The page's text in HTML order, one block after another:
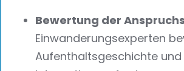
Bewertung der
Einwanderungsexperten
Aufenthaltsgeschichte und